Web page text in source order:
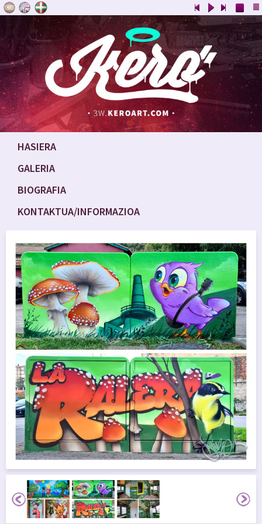
HASIERA
GALERIA
BIOGRAFIA
KONTAKTUA/INFORMAZIOA